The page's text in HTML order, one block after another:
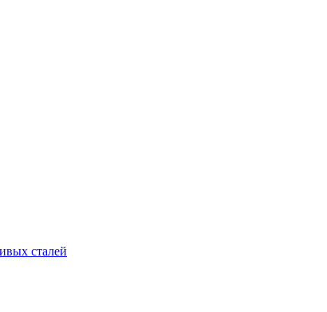
сталей